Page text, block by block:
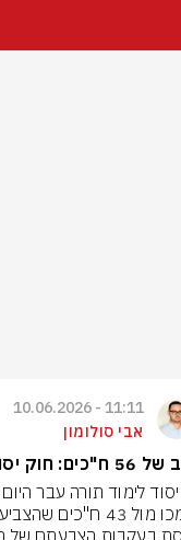
11:11 - 10.06.2026
אבי סולומון
תורה עבר בקריאה טרומית